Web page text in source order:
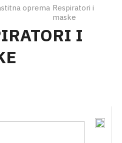
oprema Respiratori i
maske
I